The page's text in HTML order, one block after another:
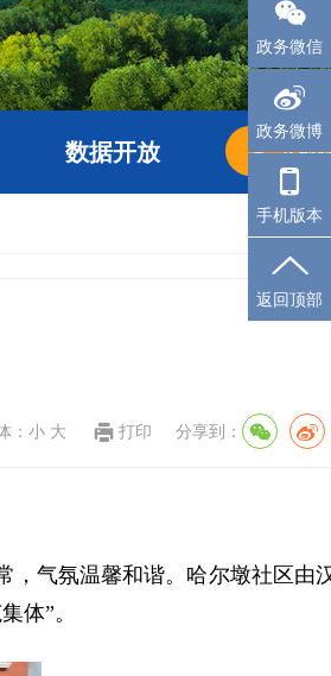
数据开放 长者
： 小 大 打印 分享到：
气氛温馨和谐。哈尔墩社区由
体”。
政务微信
政务微博
手机版本
返回顶部